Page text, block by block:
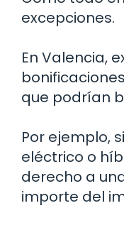
excepciones.
En Valencia,
que podrían
Por ejemplo,
eléctrico o
derecho a
importe del